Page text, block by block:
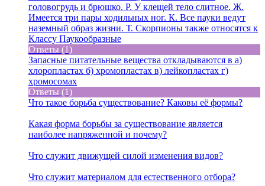
головогрудь и брюшко. Р. У клещей тело слитное. Ж.
Имеется три пары ходильных ног. К. Все пауки ведут
наземный образ жизни. Т. Скорпионы также относятся к
Классу Паукообразные
Ответы (1)
Запасные питательные вещества откладываются в а)
хлоропластах б) хромопластах в) лейкопластах г)
хромосомах
Ответы (1)
Что такое борьба существование? Каковы её формы?
Какая форма борьбы за существование является
наиболее напряженной и почему?
Что служит движущей силой изменения видов?
Что служит материалом для естественного отбора?